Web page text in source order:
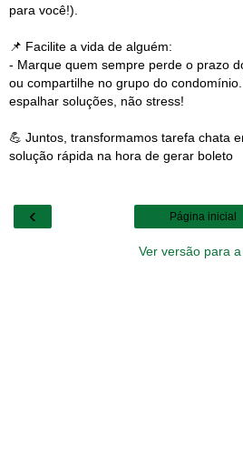
para você!).
📌 Facilite a vida de alguém:
- Marque quem sempre perde o prazo
ou compartilhe no grupo do
espalhar soluções, não stress!
💪 Juntos, transformamos tarefa chata
solução rápida na hora de gerar boleto
‹ Página inicial
Ver versão para